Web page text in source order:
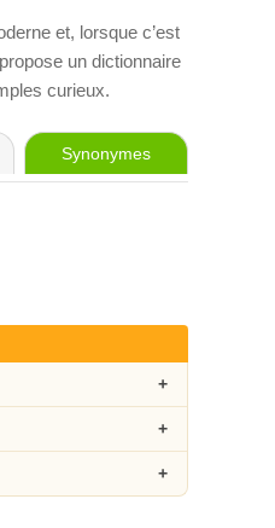
et, lorsque c’est
un dictionnaire
curieux.
Synonymes